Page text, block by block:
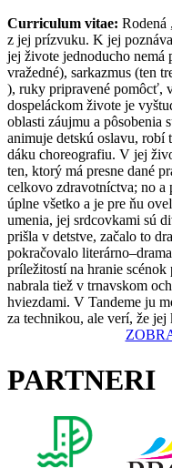
Curriculum vitae: Rodená
z jej prízvuku. K jej
jej živote jednoducho nemá
vražedné), sarkazmus (ten
), ruky pripravené pomôcť,
dospeláckom živote je
oblasti záujmu a pôsobenia
animuje detskú oslavu, robí
dáku choreografiu. V jej
ten, ktorý má presne dané
celkovo zdravotníctva; no a
úplne všetko a je pre ňu
umenia, jej srdcovkami sú
prišla v detstve, začalo to
pokračovalo
príležitostí na hranie
nabrala tiež v trnavskom
hviezdami. V Tandeme ju
za technikou, ale verí, že
PARTNERI